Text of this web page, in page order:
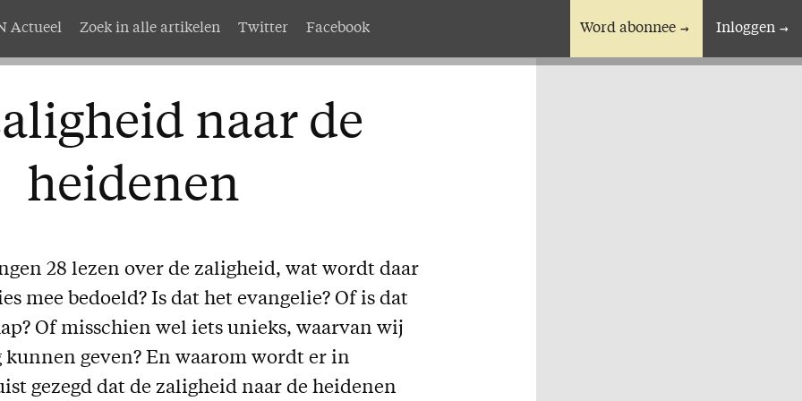
Word abonnee Inloggen
AMEN
Service
Adreswijziging
Vragen en opmerkingen
Actueel Zoek in alle artikelen Twitter Facebook
naar de
heidenen
28 lezen over de zaligheid, wat wordt daar
mee bedoeld? Is dat het evangelie? Of is dat
Of misschien wel iets unieks, waarvan wij
geven? En waarom wordt er in
gezegd dat de zaligheid naar de heidenen